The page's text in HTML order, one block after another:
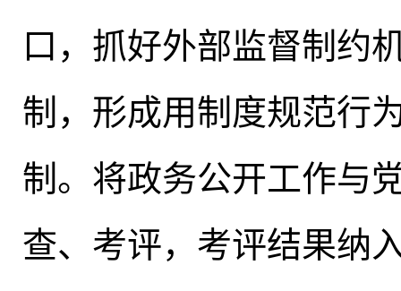
口，抓好外部监督制约
制，形成用制度规范行
制 。 将政务公开工作与
查、考评，考评结果纳